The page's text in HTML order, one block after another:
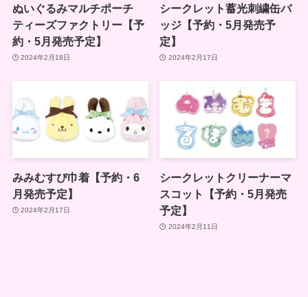
ぬいぐるみマルチポーチ
ティーズファクトリー【予
約・5月発売予定】
2024年2月18日
シークレット蓄光刺繍缶バ
ッジ【予約・5月発売予
定】
2024年2月17日
みみむすび巾着【予約・6
月発売予定】
2024年2月17日
シークレットクリーナーマ
スコット【予約・5月発売
予定】
2024年2月11日